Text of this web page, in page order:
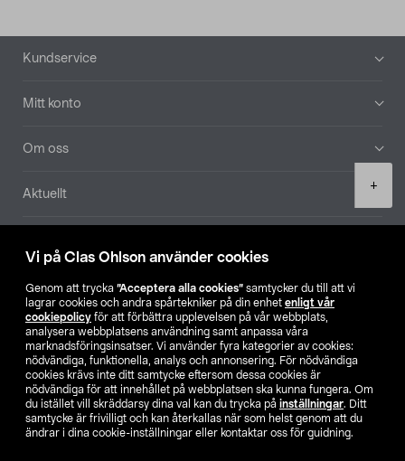
Vi på Clas Ohlson använder cookies
Genom att trycka ”Acceptera alla cookies” samtycker du till att vi
lagrar cookies och andra spårtekniker på din enhet enligt vår
cookiepolicy för att förbättra upplevelsen på vår webbplats,
analysera webbplatsens användning samt anpassa våra
marknadsföringsinsatser. Vi använder fyra kategorier av cookies:
nödvändiga, funktionella, analys och annonsering. För nödvändiga
cookies krävs inte ditt samtycke eftersom dessa cookies är
nödvändiga för att innehållet på webbplatsen ska kunna fungera. Om
du istället vill skräddarsy dina val kan du trycka på inställningar. Ditt
samtycke är frivilligt och kan återkallas när som helst genom att du
ändrar i dina cookie-inställningar eller kontaktar oss för guidning.
+
Sidfot
Kundservice
Mitt konto
Om oss
Aktuellt
Hitta butik
SE NO FI